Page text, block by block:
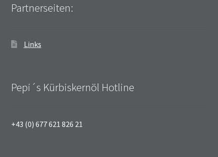
Partnerseiten:
Links
Pepi´s Kürbiskernöl Hotline
+43 (0) 677 621 826 21